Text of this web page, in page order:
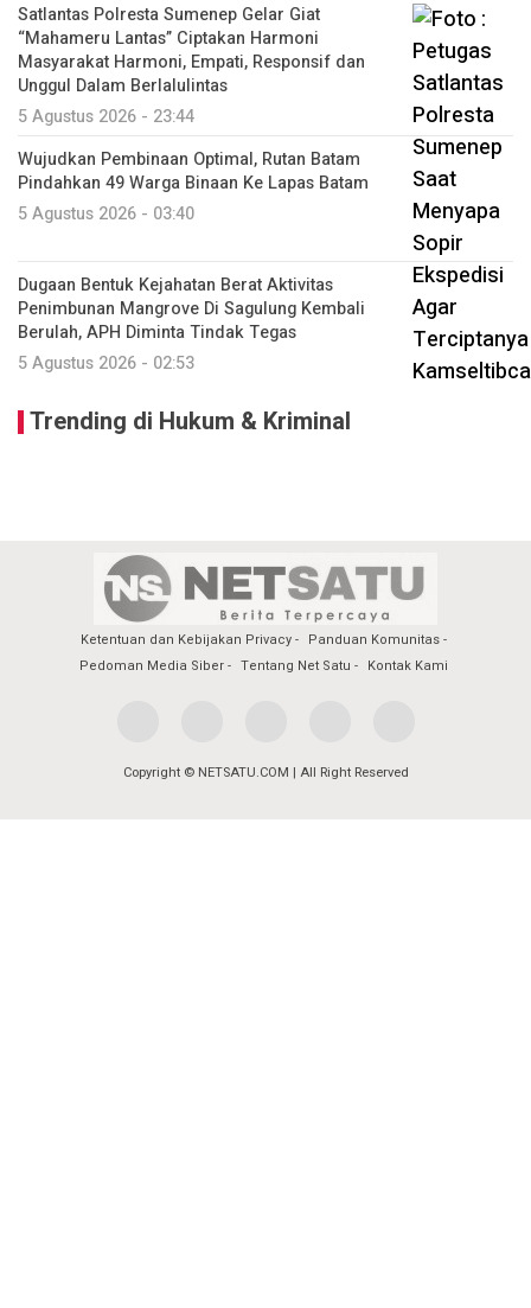
Satlantas Polresta Sumenep Gelar Giat
“Mahameru Lantas” Ciptakan Harmoni
Masyarakat Harmoni, Empati, Responsif dan
Unggul Dalam Berlalulintas
5 Agustus 2026 - 23:44
Wujudkan Pembinaan Optimal, Rutan Batam
Pindahkan 49 Warga Binaan Ke Lapas Batam
5 Agustus 2026 - 03:40
Dugaan Bentuk Kejahatan Berat Aktivitas
Penimbunan Mangrove Di Sagulung Kembali
Berulah, APH Diminta Tindak Tegas
5 Agustus 2026 - 02:53
Trending di Hukum & Kriminal
Ketentuan dan Kebijakan Privacy
Panduan Komunitas
Pedoman Media Siber
Tentang Net Satu Kontak Kami
Copyright © NETSATU.COM | All Right Reserved